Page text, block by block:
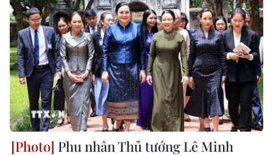
Phu nhân Thủ tướng Lê Minh